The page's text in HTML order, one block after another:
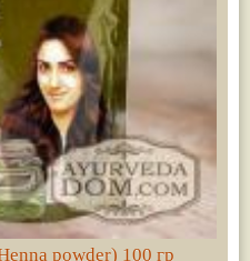
powder) 100 гр